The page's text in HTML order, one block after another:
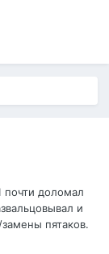
почти доломал
и
пятаков.